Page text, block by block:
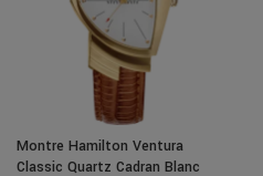
Montre Hamilton Ventura
Classic Quartz Cadran Blanc